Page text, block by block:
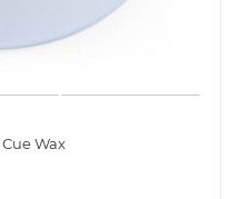
Wax